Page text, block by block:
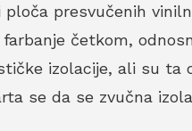
presvučenih
farbanje četkom,
izolacije, ali su ta
se da se zvučna